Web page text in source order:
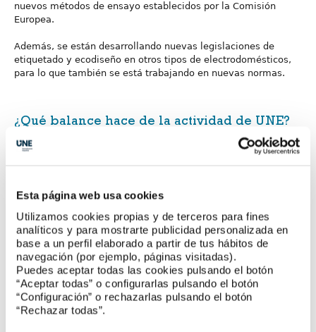
Esta página web usa cookies
Utilizamos cookies propias y de terceros para fines
analíticos y para mostrarte publicidad personalizada en
base a un perfil elaborado a partir de tus hábitos de
navegación (por ejemplo, páginas visitadas).
Puedes aceptar todas las cookies pulsando el botón
“Aceptar todas” o configurarlas pulsando el botón
“Configuración” o rechazarlas pulsando el botón
“Rechazar todas”.
nuevos métodos de ensayo establecidos por la Comisión
Europea.
Además, se están desarrollando nuevas legislaciones de
etiquetado y ecodiseño en otros tipos de electrodomésticos,
para lo que también se está trabajando en nuevas normas.
¿Qué balance hace de la actividad de UNE?
Muy positiva sin lugar a duda. Aparte de la actividad de
participación en foros internacionales de normalización, en los
diferentes sectores, lo que agradecemos en estos momentos
de tan rápida evolución tecnológica, de la que la
normalización no es ajena.
En ese sentido, valoramos especialmente la creación de
varias Comisiones Consultivas de carácter transversal, de las
que quisiera destacar las de Economía Circular y
Electrotécnica.